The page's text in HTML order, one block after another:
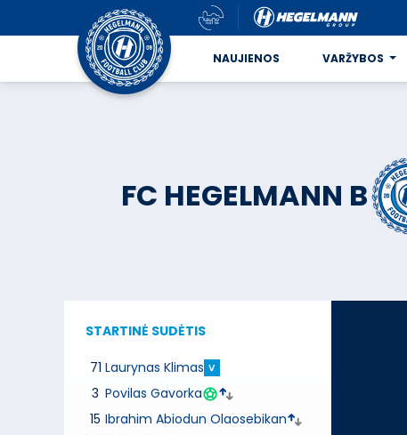
NAUJIENOS VARŽYBOS
FC HEGELMANN B
STARTINĖ SUDĖTIS
71 Laurynas Klimas V
3 Povilas Gavorka
15 Ibrahim Abiodun Olaosebikan